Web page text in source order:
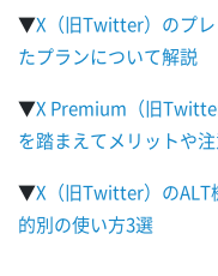
▼X（旧Twitter）のプ
たプランについて解説
▼X Premium（旧
を踏まえてメリットや
▼X（旧Twitter）のALT
的別の使い方3選